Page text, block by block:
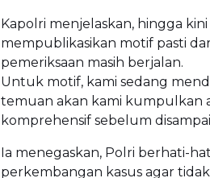
Kapolri menjelaskan, hingga
mempublikasikan motif pasti
pemeriksaan masih berjalan.
Untuk motif, kami sedang
temuan akan kami kumpulkan
komprehensif sebelum
Ia menegaskan, Polri berhati-
perkembangan kasus agar